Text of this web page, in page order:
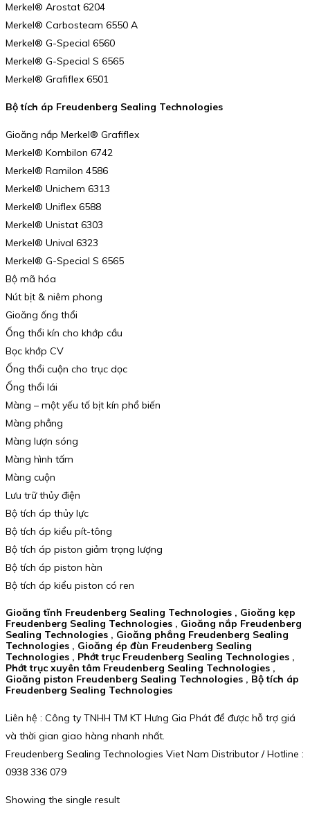
Merkel® Arostat 6204
Merkel® Carbosteam 6550 A
Merkel® G-Special 6560
Merkel® G-Special S 6565
Merkel® Grafiflex 6501
Bộ tích áp Freudenberg Sealing Technologies
Gioăng nắp Merkel® Grafiflex
Merkel® Kombilon 6742
Merkel® Ramilon 4586
Merkel® Unichem 6313
Merkel® Uniflex 6588
Merkel® Unistat 6303
Merkel® Unival 6323
Merkel® G-Special S 6565
Bộ mã hóa
Nút bịt & niêm phong
Gioăng ống thổi
Ống thổi kín cho khớp cầu
Bọc khớp CV
Ống thổi cuộn cho trục dọc
Ống thổi lái
Màng – một yếu tố bịt kín phổ biến
Màng phẳng
Màng lượn sóng
Màng hình tấm
Màng cuộn
Lưu trữ thủy điện
Bộ tích áp thủy lực
Bộ tích áp kiểu pít-tông
Bộ tích áp piston giảm trọng lượng
Bộ tích áp piston hàn
Bộ tích áp kiểu piston có ren
Gioăng tĩnh Freudenberg Sealing Technologies , Gioăng kẹp
Freudenberg Sealing Technologies , Gioăng nắp Freudenberg
Sealing Technologies , Gioăng phẳng Freudenberg Sealing
Technologies , Gioăng ép đùn Freudenberg Sealing
Technologies , Phớt trục Freudenberg Sealing Technologies ,
Phớt trục xuyên tâm Freudenberg Sealing Technologies ,
Gioăng piston Freudenberg Sealing Technologies , Bộ tích áp
Freudenberg Sealing Technologies
Liên hệ : Công ty TNHH TM KT Hưng Gia Phát để được hỗ trợ giá
và thời gian giao hàng nhanh nhất.
Freudenberg Sealing Technologies Viet Nam Distributor / Hotline :
0938 336 079
Showing the single result